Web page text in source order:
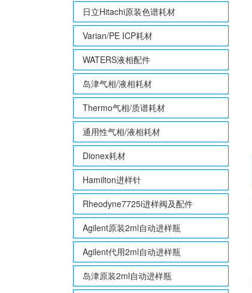
日立Hitachi原装色谱耗材
Varian/PE ICP耗材
WATERS液相配件
岛津气相/液相耗材
Thermo气相/质谱耗材
通用性气相/液相耗材
Dionex耗材
Hamilton进样针
Rheodyne7725i进样阀及配件
Agilent原装2ml自动进样瓶
Agilent代用2ml自动进样瓶
岛津原装2ml自动进样瓶